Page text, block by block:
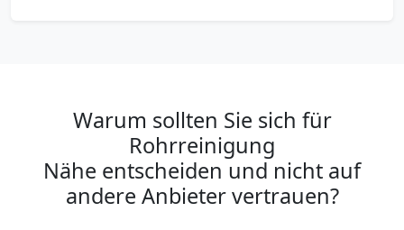
Warum sollten Sie sich für
Rohrreinigung
Nähe entscheiden und nicht auf
andere Anbieter vertrauen?